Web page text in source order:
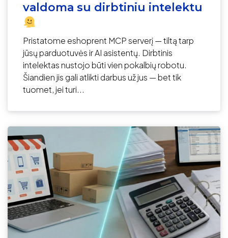
valdoma su dirbtiniu intelektu
Pristatome eshoprent MCP serverį — tiltą tarp
jūsų parduotuvės ir AI asistentų. Dirbtinis
intelektas nustojo būti vien pokalbių robotu.
Šiandien jis gali atlikti darbus už jus — bet tik
tuomet, jei turi...